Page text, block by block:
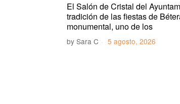
El Salón de Cristal del
tradición de las fiestas de
monumental, uno de los
by Sara C 5 agosto, 2026